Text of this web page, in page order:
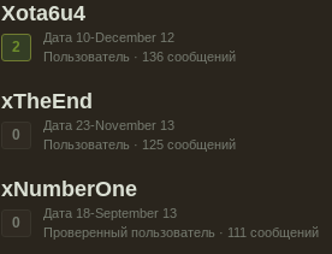
Xota6u4
2
Дата 10-December 12
Пользователь · 136 сообщений
xTheEnd
0
Дата 23-November 13
Пользователь · 125 сообщений
xNumberOne
0
Дата 18-September 13
Проверенный пользователь · 111 сообщений